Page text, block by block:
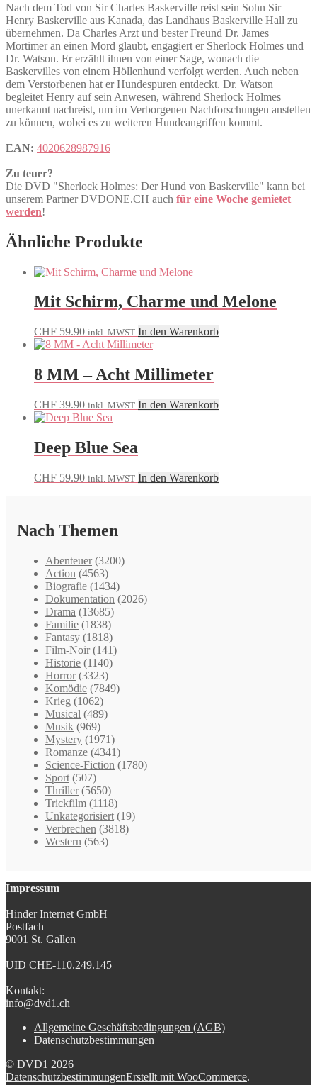
Nach dem Tod von Sir Charles Baskerville reist sein Sohn Sir
Henry Baskerville aus Kanada, das Landhaus Baskerville Hall zu
übernehmen. Da Charles Arzt und bester Freund Dr. James
Mortimer an einen Mord glaubt, engagiert er Sherlock Holmes und
Dr. Watson. Er erzählt ihnen von einer Sage, wonach die
Baskervilles von einem Höllenhund verfolgt werden. Auch neben
dem Verstorbenen hat er Hundespuren entdeckt. Dr. Watson
begleitet Henry auf sein Anwesen, während Sherlock Holmes
unerkannt nachreist, um im Verborgenen Nachforschungen anstellen
zu können, wobei es zu weiteren Hundeangriffen kommt.
EAN: 4020628987916
Zu teuer?
Die DVD "Sherlock Holmes: Der Hund von Baskerville" kann bei
unserem Partner DVDONE.CH auch für eine Woche gemietet
werden!
Ähnliche Produkte
Mit Schirm, Charme und Melone
CHF 59.90 inkl. MWST In den Warenkorb
8 MM – Acht Millimeter
CHF 39.90 inkl. MWST In den Warenkorb
Deep Blue Sea
CHF 59.90 inkl. MWST In den Warenkorb
Nach Themen
Abenteuer (3200)
Action (4563)
Biografie (1434)
Dokumentation (2026)
Drama (13685)
Familie (1838)
Fantasy (1818)
Film-Noir (141)
Historie (1140)
Horror (3323)
Komödie (7849)
Krieg (1062)
Musical (489)
Musik (969)
Mystery (1971)
Romanze (4341)
Science-Fiction (1780)
Sport (507)
Thriller (5650)
Trickfilm (1118)
Unkategorisiert (19)
Verbrechen (3818)
Western (563)
Impressum
Hinder Internet GmbH
Postfach
9001 St. Gallen
UID CHE-110.249.145
Kontakt:
info@dvd1.ch
Allgemeine Geschäftsbedingungen (AGB)
Datenschutzbestimmungen
© DVD1 2026
DatenschutzbestimmungenErstellt mit WooCommerce.